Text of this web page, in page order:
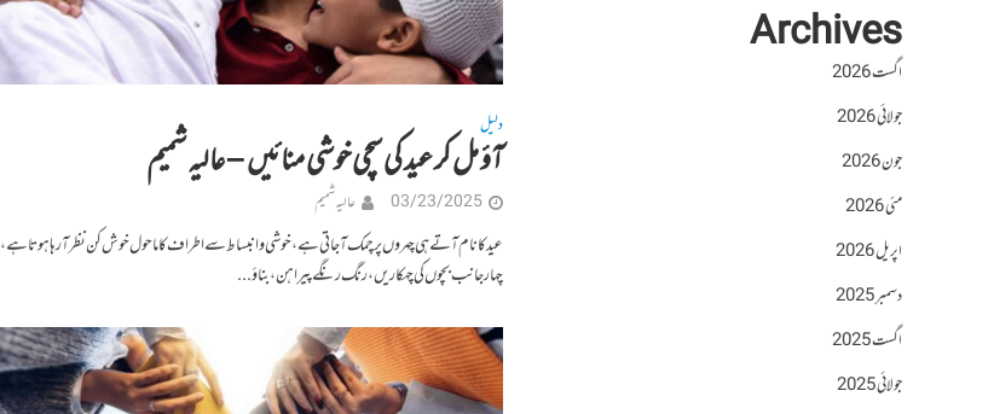
دلیل
آؤ مل کر عید کی سچی خوشی منائیں – عالیہ شمیم
03/23/2025 عالیہ شمیم
عید کا نام آتے ہی چہروں پر چمک آ جاتی ہے، خوشی و انبساط سے اطراف کا ماحول خوش کن نظر آ رہا ہوتا ہے،
چہار جانب بچوں کی چہکاریں، رنگ رنگے پیراہن، بناؤ...
Archives
اگست 2026
جولائی 2026
جون 2026
مئی 2026
اپریل 2026
دسمبر 2025
اگست 2025
جولائی 2025